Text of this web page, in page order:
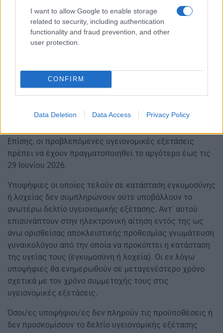
I want to allow Google to enable storage
related to security, including authentication
functionality and fraud prevention, and other
user protection.
CONFIRM
Data Deletion Data Access Privacy Policy
Οι υποψήφιοι/ες πρέπει να συμπληρώσουν και να
υποβάλουν ηλεκτρονική αίτηση συνοδευόμενη με το
Δελτίο Υγειονομικής Εξέτασης στο Α.Σ.Ε.Π.,
επιλέγοντας την αίτηση «1Κ/2024 Τεχνολογικής
Εκπαίδευσης – Υποβολή Δελτίου Υγειονομικής
Εξέτασης».
Οι υγειονομικές εξετάσεις
Επίσης, οι προβλεπόμενες υγειονομικές εξετάσεις
πρέπει να έχουν πραγματοποιηθεί το αργότερο έως τις
29 Ιουνίου 2026.
Υποψήφιες οι οποίες τελούν σε κατάσταση εγκυμοσύνης
ή λοχείας δεν συμπληρώνουν ούτε υποβάλλουν το
ανωτέρω δελτίο υγειονομικής εξέτασης. Αντ΄ αυτού
επισυνάπτουν στην ηλεκτρονική αίτηση εντός της ως
άνω ορισθείσας αποκλειστικής προθεσμίας γνωμάτευση
γυναικολόγου από την οποία να προκύπτει η κατάσταση
της υγείας τους (εγκυμοσύνη ή λοχεία). Οι εν λόγω
υποψήφιες θα ενημερωθούν σε μεταγενέστερο χρόνο
σχετικά με τον χρόνο συμμετοχής τους στις
υγειονομικές εξετάσεις.
Όσοι/ες υποψήφιοι/ες δεν πληρούν τις προϋποθέσεις ή
δεν προσκομίσουν το δελτίο υγειονομικής εξέτασης